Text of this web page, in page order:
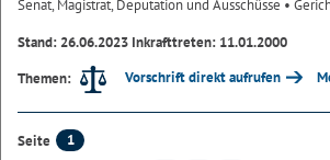
Senat, Magistrat, Deputation und Ausschüsse •
Stand: 26.06.2023 Inkrafttreten: 11.01.2000
Themen:
Vorschrift direkt aufrufen
Seite
1